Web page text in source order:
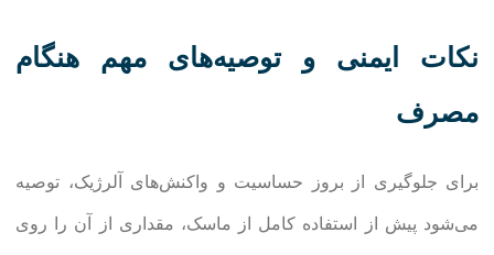
نکات ایمنی و توصیه‌های مهم هنگام
مصرف
برای جلوگیری از بروز حساسیت و واکنش‌های آلرژیک، توصیه
می‌شود پیش از استفاده کامل از ماسک، مقداری از آن را روی